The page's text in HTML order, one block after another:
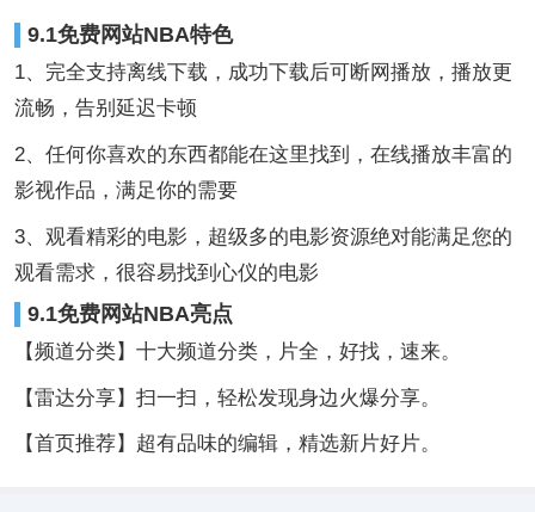
9.1免费网站NBA特色
1、完全支持离线下载，成功下载后可断网播放，播放更
流畅，告别延迟卡顿
2、任何你喜欢的东西都能在这里找到，在线播放丰富的
影视作品，满足你的需要
3、观看精彩的电影，超级多的电影资源绝对能满足您的
观看需求，很容易找到心仪的电影
9.1免费网站NBA亮点
【频道分类】十大频道分类，片全，好找，速来。
【雷达分享】扫一扫，轻松发现身边火爆分享。
【首页推荐】超有品味的编辑，精选新片好片。